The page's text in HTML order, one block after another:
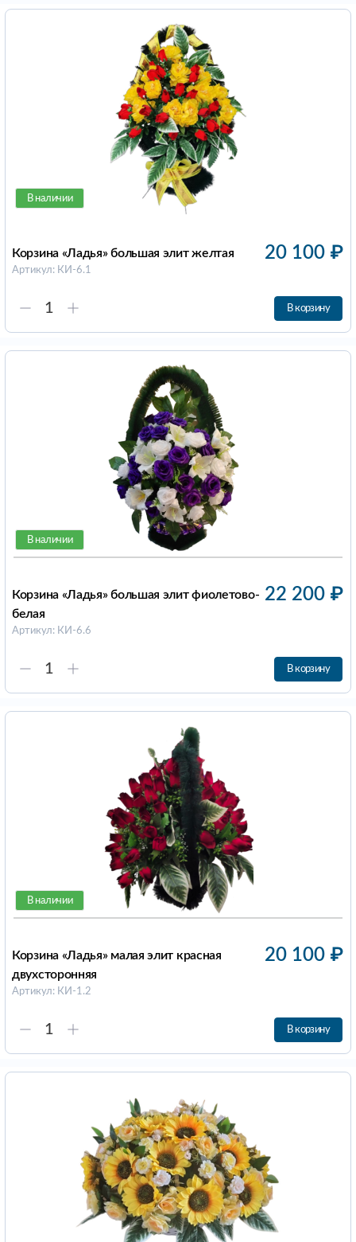
В наличии
Корзина «Ладья» большая элит желтая
Артикул: КИ-6.1
20 100 ₽
В корзину
В наличии
Корзина «Ладья» большая элит фиолетово-
белая
Артикул: КИ-6.6
22 200 ₽
В корзину
В наличии
Корзина «Ладья» малая элит красная
двухсторонняя
Артикул: КИ-1.2
20 100 ₽
В корзину